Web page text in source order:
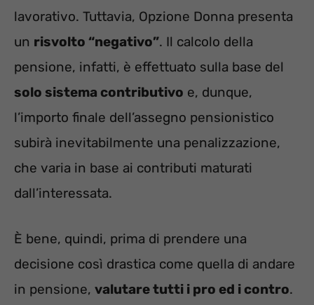
lavorativo. Tuttavia, Opzione Donna presenta
un risvolto “negativo”. Il calcolo della
pensione, infatti, è effettuato sulla base del
solo sistema contributivo e, dunque,
l’importo finale dell’assegno pensionistico
subirà inevitabilmente una penalizzazione,
che varia in base ai contributi maturati
dall’interessata.
È bene, quindi, prima di prendere una
decisione così drastica come quella di andare
in pensione, valutare tutti i pro ed i contro.